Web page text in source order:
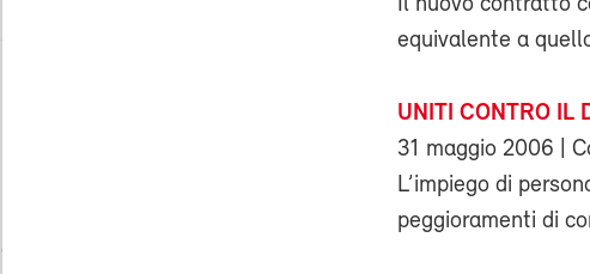
Il nuovo contratto
equivalente a
UNITI CONTRO IL
31 maggio 2006 |
L’impiego di
peggioramenti di